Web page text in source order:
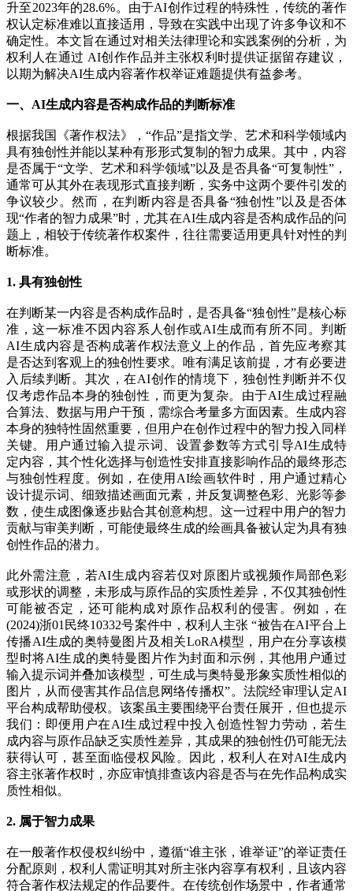
升至2023年的28.6%。由于AI创作过程的特殊性，传统的著作
权认定标准难以直接适用，导致在实践中出现了许多争议和不
确定性。本文旨在通过对相关法律理论和实践案例的分析，为
权利人在通过 AI创作作品并主张权利时提供证据留存建议，
以期为解决AI生成内容著作权举证难题提供有益参考。
一、AI生成内容是否构成作品的判断标准
根据我国《著作权法》，“作品”是指文学、艺术和科学领域内
具有独创性并能以某种有形形式复制的智力成果。其中，内容
是否属于“文学、艺术和科学领域”以及是否具备“可复制性”，
通常可从其外在表现形式直接判断，实务中这两个要件引发的
争议较少。然而，在判断内容是否具备“独创性”以及是否体
现“作者的智力成果”时，尤其在AI生成内容是否构成作品的问
题上，相较于传统著作权案件，往往需要适用更具针对性的判
断标准。
1. 具有独创性
在判断某一内容是否构成作品时，是否具备“独创性”是核心标
准，这一标准不因内容系人创作或AI生成而有所不同。判断
AI生成内容是否构成著作权法意义上的作品，首先应考察其
是否达到客观上的独创性要求。唯有满足该前提，才有必要进
入后续判断。其次，在AI创作的情境下，独创性判断并不仅
仅考虑作品本身的独创性，而更为复杂。由于AI生成过程融
合算法、数据与用户干预，需综合考量多方面因素。生成内容
本身的独特性固然重要，但用户在创作过程中的智力投入同样
关键。用户通过输入提示词、设置参数等方式引导AI生成特
定内容，其个性化选择与创造性安排直接影响作品的最终形态
与独创性程度。例如，在使用AI绘画软件时，用户通过精心
设计提示词、细致描述画面元素，并反复调整色彩、光影等参
数，使生成图像逐步贴合其创意构想。这一过程中用户的智力
贡献与审美判断，可能使最终生成的绘画具备被认定为具有独
创性作品的潜力。
此外需注意，若AI生成内容若仅对原图片或视频作局部色彩
或形状的调整，未形成与原作品的实质性差异，不仅其独创性
可能被否定，还可能构成对原作品权利的侵害。例如，在
(2024)浙01民终10332号案件中，权利人主张 “被告在AI平台上
传播AI生成的奥特曼图片及相关LoRA模型，用户在分享该模
型时将AI生成的奥特曼图片作为封面和示例，其他用户通过
输入提示词并叠加该模型，可生成与奥特曼形象实质性相似的
图片，从而侵害其作品信息网络传播权”。法院经审理认定AI
平台构成帮助侵权。该案虽主要围绕平台责任展开，但也提示
我们：即便用户在AI生成过程中投入创造性智力劳动，若生
成内容与原作品缺乏实质性差异，其成果的独创性仍可能无法
获得认可，甚至面临侵权风险。因此，权利人在对AI生成内
容主张著作权时，亦应审慎排查该内容是否与在先作品构成实
质性相似。
2. 属于智力成果
在一般著作权侵权纠纷中，遵循“谁主张，谁举证”的举证责任
分配原则，权利人需证明其对所主张内容享有权利，且该内容
符合著作权法规定的作品要件。在传统创作场景中，作者通常